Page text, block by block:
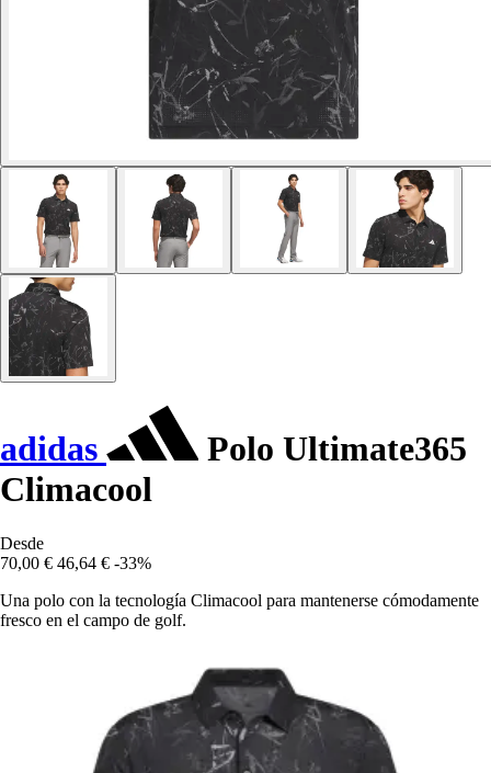
adidas
Polo Ultimate365
Climacool
Desde
70,00 € 46,64 € -33%
Una polo con la tecnología Climacool para mantenerse cómodamente
fresco en el campo de golf.